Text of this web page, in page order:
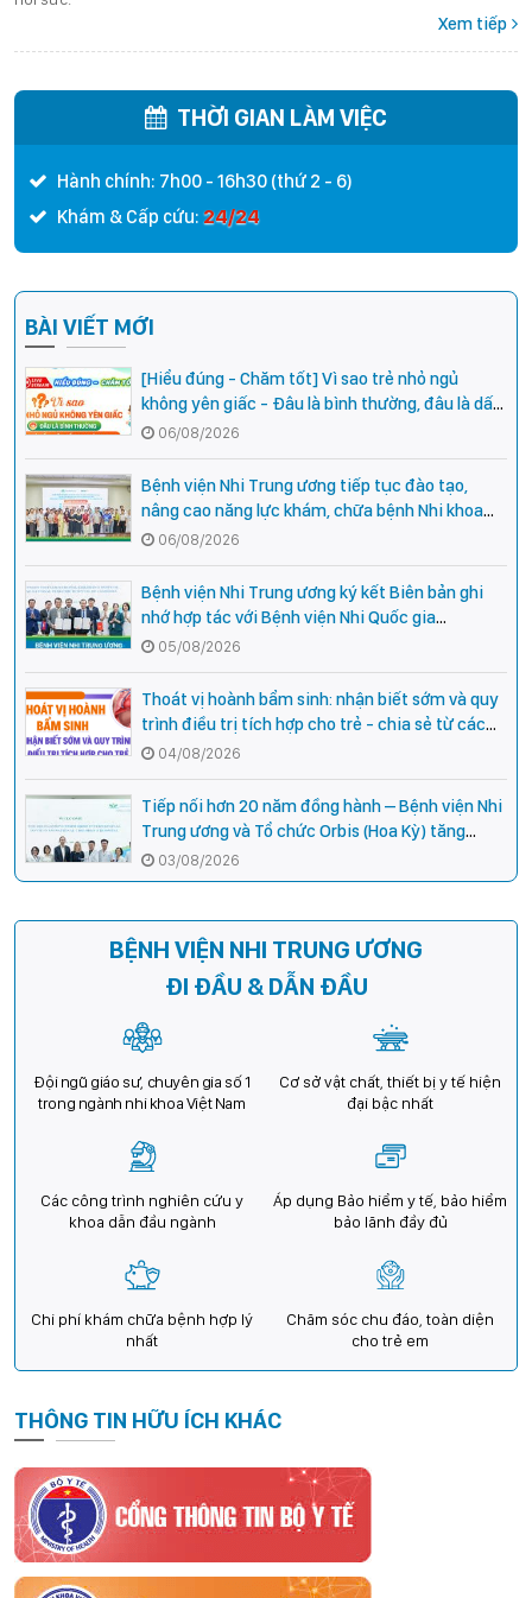
Xem tiếp
THỜI GIAN LÀM VIỆC
Hành chính: 7h00 - 16h30 (thứ 2 - 6)
Khám & Cấp cứu: 24/24
BÀI VIẾT MỚI
[Hiểu đúng - Chăm tốt] Vì sao trẻ nhỏ ngủ
không yên giấc - Đâu là bình thường, đâu là dấu
hiệu cần đi khám ngay?
06/08/2026
Bệnh viện Nhi Trung ương tiếp tục đào tạo,
nâng cao năng lực khám, chữa bệnh Nhi khoa
cho cán bộ y tế tại các tỉnh miền núi phía Bắc
06/08/2026
Bệnh viện Nhi Trung ương ký kết Biên bản ghi
nhớ hợp tác với Bệnh viện Nhi Quốc gia
Campuchia
05/08/2026
Thoát vị hoành bẩm sinh: nhận biết sớm và quy
trình điều trị tích hợp cho trẻ - chia sẻ từ các
chuyên gia hàng đầu của Bệnh Viện Nhi Trung
04/08/2026
Tiếp nối hơn 20 năm đồng hành – Bệnh viện Nhi
Trung ương và Tổ chức Orbis (Hoa Kỳ) tăng
cường hợp tác, mở rộng cơ hội bảo vệ thị lực
cho trẻ em Việt Nam
03/08/2026
BỆNH VIỆN NHI TRUNG ƯƠNG
ĐI ĐẦU & DẪN ĐẦU
Đội ngũ giáo sư, chuyên gia số 1
trong ngành nhi khoa Việt Nam
Cơ sở vật chất, thiết bị y tế hiện
đại bậc nhất
Các công trình nghiên cứu y
khoa dẫn đầu ngành
Áp dụng Bảo hiểm y tế, bảo hiểm
bảo lãnh đầy đủ
Chi phí khám chữa bệnh hợp lý
nhất
Chăm sóc chu đáo, toàn diện
cho trẻ em
THÔNG TIN HỮU ÍCH KHÁC